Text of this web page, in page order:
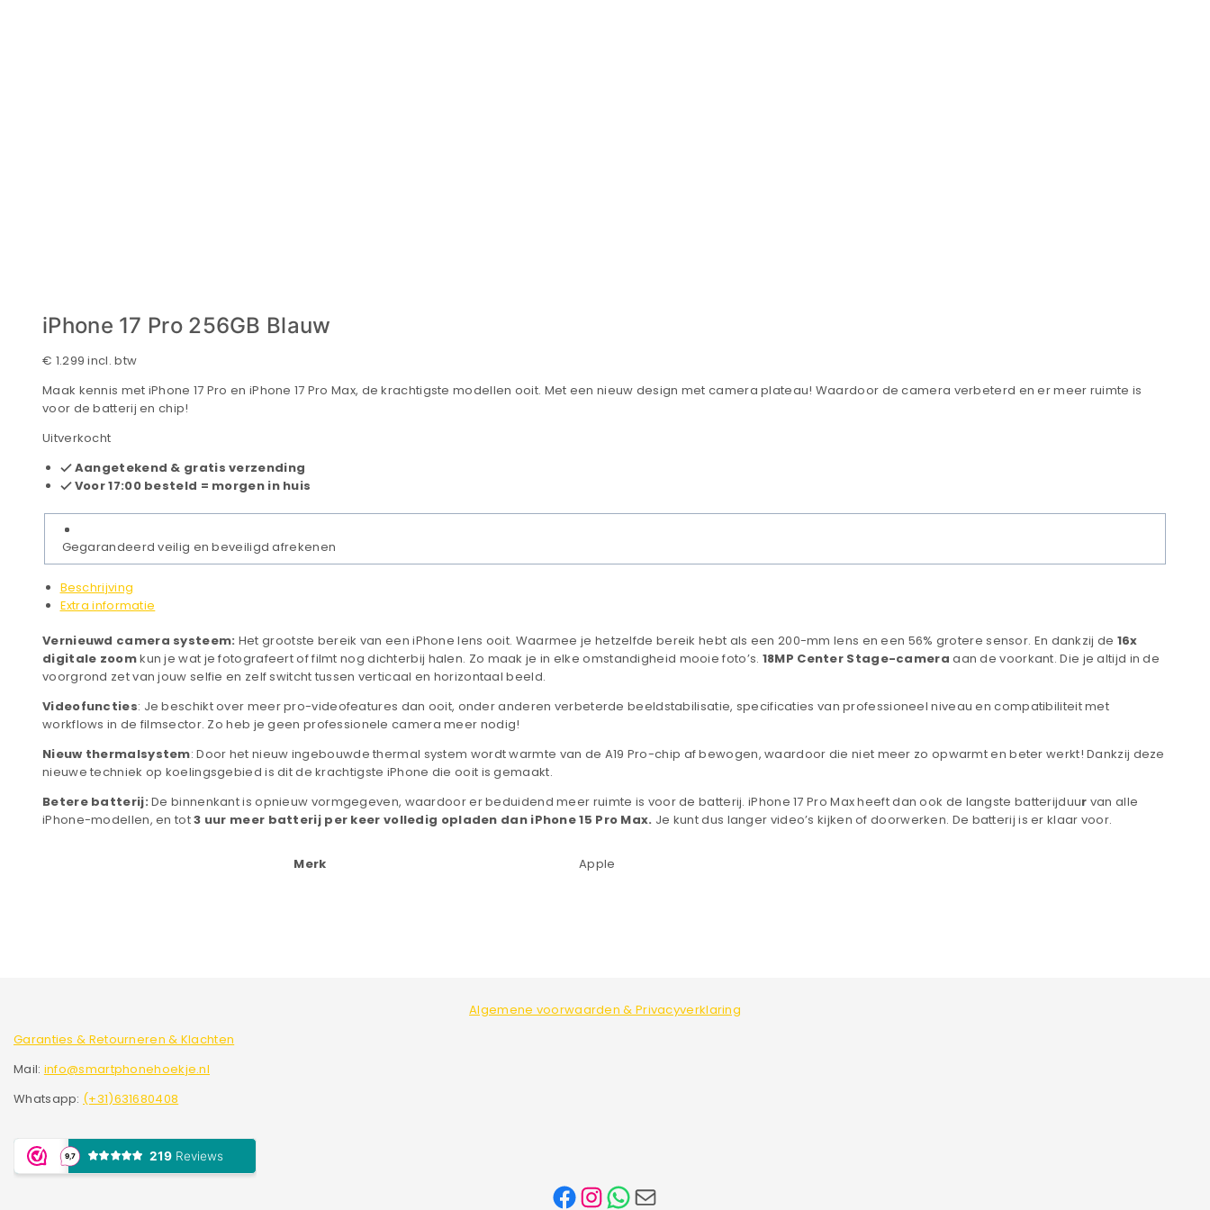
iPhone 17 Pro 256GB Blauw
€ 1.299 incl. btw
Maak kennis met iPhone 17 Pro en iPhone 17 Pro Max, de krachtigste modellen ooit. Met een nieuw design met camera plateau! Waardoor de camera verbeterd en er meer ruimte is
voor de batterij en chip!
Uitverkocht
Aangetekend & gratis verzending
Voor 17:00 besteld = morgen in huis
Gegarandeerd veilig en beveiligd afrekenen
Beschrijving
Extra informatie
Vernieuwd camera systeem: Het grootste bereik van een iPhone lens ooit. Waarmee je hetzelfde bereik hebt als een 200-mm lens en een 56% grotere sensor. En dankzij de 16x
digitale zoomkun je wat je fotografeert of filmt nog dichterbij halen. Zo maak je in elke omstandigheid mooie foto’s. 18MP Center Stage-camera aan de voorkant. Die je altijd in de
voorgrond zet van jouw selfie en zelf switcht tussen verticaal en horizontaal beeld.
Videofuncties: Je beschikt over meer pro-videofeatures dan ooit, onder anderen verbeterde beeldstabilisatie, specificaties van professioneel niveau en compatibiliteit met
workflows in de film­sector. Zo heb je geen professionele camera meer nodig!
Nieuw thermalsystem: Door het nieuw ingebouwde thermal system wordt warmte van de A19 Pro-chip af bewogen, waardoor die niet meer zo opwarmt en beter werkt! Dankzij deze
nieuwe techniek op koelings­gebied is dit de krachtigste iPhone die ooit is gemaakt.
Betere batterij:De binnenkant is opnieuw vormgegeven, waardoor er beduidend meer ruimte is voor de batterij. iPhone 17 Pro Max heeft dan ook de langste batterijduur van alle
iPhone-modellen, en tot3 uur meer batterij per keer volledig opladen dan iPhone 15 Pro Max. Je kunt dus langer video’s kijken of doorwerken. De batterij is er klaar voor.
Merk Apple
Algemene voorwaarden & Privacyverklaring
Garanties & Retourneren & Klachten
Mail: info@smartphonehoekje.nl
Whatsapp: (+31)631680408